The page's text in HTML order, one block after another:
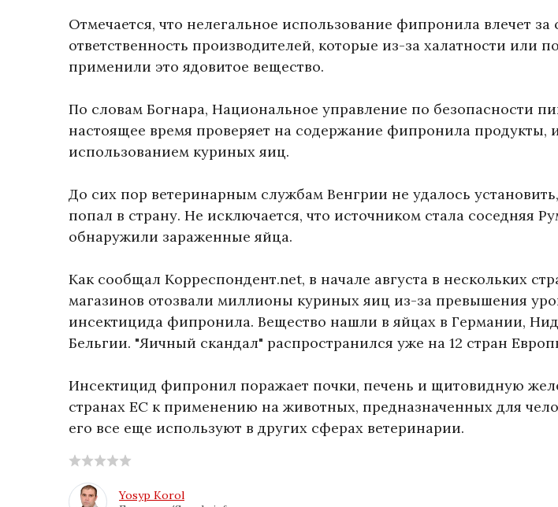
Отмечается, что нелегальное использование фипронила влечет
ответственность производителей, которые из-за халатности или
применили это ядовитое вещество.
По словам Богнара, Национальное управление по безопасности
настоящее время проверяет на содержание фипронила продукты,
использованием куриных яиц.
До сих пор ветеринарным службам Венгрии не удалось
попал в страну. Не исключается, что источником стала соседняя
обнаружили зараженные яйца.
Как сообщал Корреспондент.net, в начале августа в нескольких
магазинов отозвали миллионы куриных яиц из-за превышения
инсектицида фипронила. Вещество нашли в яйцах в Германии,
Бельгии. "Яичный скандал" распространился уже на 12 стран
Инсектицид фипронил поражает почки, печень и щитовидную
странах ЕС к применению на животных, предназначенных для
его все еще используют в других сферах ветеринарии.
Yosyp Korol